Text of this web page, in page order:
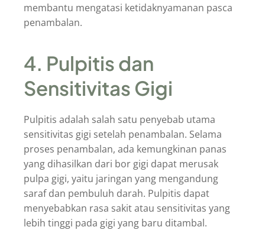
membantu mengatasi ketidaknyamanan pasca
penambalan.
4. Pulpitis dan
Sensitivitas Gigi
Pulpitis adalah salah satu penyebab utama
sensitivitas gigi setelah penambalan. Selama
proses penambalan, ada kemungkinan panas
yang dihasilkan dari bor gigi dapat merusak
pulpa gigi, yaitu jaringan yang mengandung
saraf dan pembuluh darah. Pulpitis dapat
menyebabkan rasa sakit atau sensitivitas yang
lebih tinggi pada gigi yang baru ditambal.